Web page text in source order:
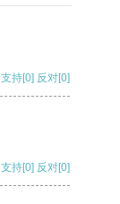
支持[0] 反对[0]
支持[0] 反对[0]